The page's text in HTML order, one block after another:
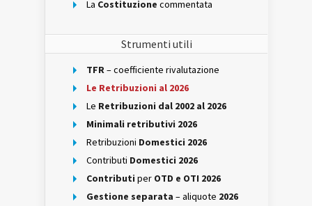
La Costituzione commentata
Strumenti utili
TFR– coefficiente rivalutazione
Le Retribuzioni al 2026
Le Retribuzioni dal 2002 al 2026
Minimali retributivi 2026
Retribuzioni Domestici 2026
Contributi Domestici 2026
Contributi per OTD e OTI 2026
Gestione separata – aliquote 2026